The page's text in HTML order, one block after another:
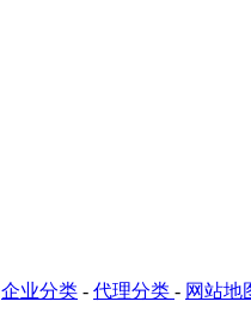
企业分类 - 代理分类 - 网站地